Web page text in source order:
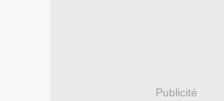
Publicité